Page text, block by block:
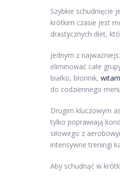
Szybkie schudnięcie
krótkim czasie jest
drastycznych diet,
Jednym z
eliminować całe
białko, błonnik,
do codziennego
Drugim kluczowym
tylko poprawiają
siłowego z
intensywne treningi
Aby schudnąć w